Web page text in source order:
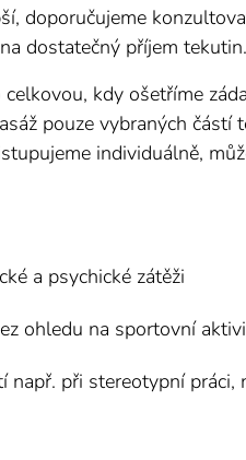
doporučujeme
dostatečný příjem tekutin.
kdy ošetříme
pouze vybraných
individuálně,
a psychické zátěži
ohledu na sportovní
např. při stereotypní